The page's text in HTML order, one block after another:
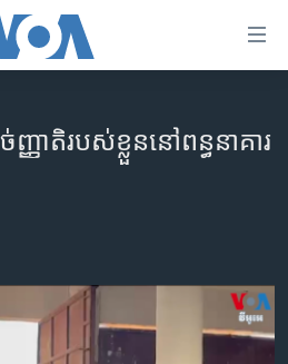
ាតិ​របស់​ខ្លួន​នៅ​ពន្ធនាគារ​